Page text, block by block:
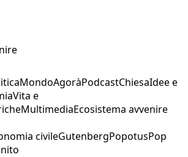
MondoAgoràPodcastChiesaIdee e
Vita e
MultimediaEcosistema avvenire
civileGutenbergPopotusPop